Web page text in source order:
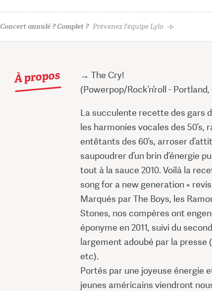
Concert annulé ? Complet ? Prévenez l'équipe Lylo
À propos
→ The Cry!
(Powerpop/Rock’n’roll -
La succulente recette des gars
les harmonies vocales des 50’s,
entêtants des 60’s, arroser
saupoudrer d’un brin d’énergie
tout à la sauce 2010. Voilà la
song for a new generation »
Marqués par The Boys, les
Stones, nos compères ont
éponyme en 2011, suivi du
largement adoubé par la presse
etc).
Portés par une joyeuse énergie
jeunes américains viendront